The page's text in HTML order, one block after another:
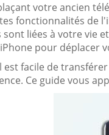
votre ancien
fonctionnalités de
sont liées à votre vie
iPhone pour déplacer
est facile de
Ce guide vous